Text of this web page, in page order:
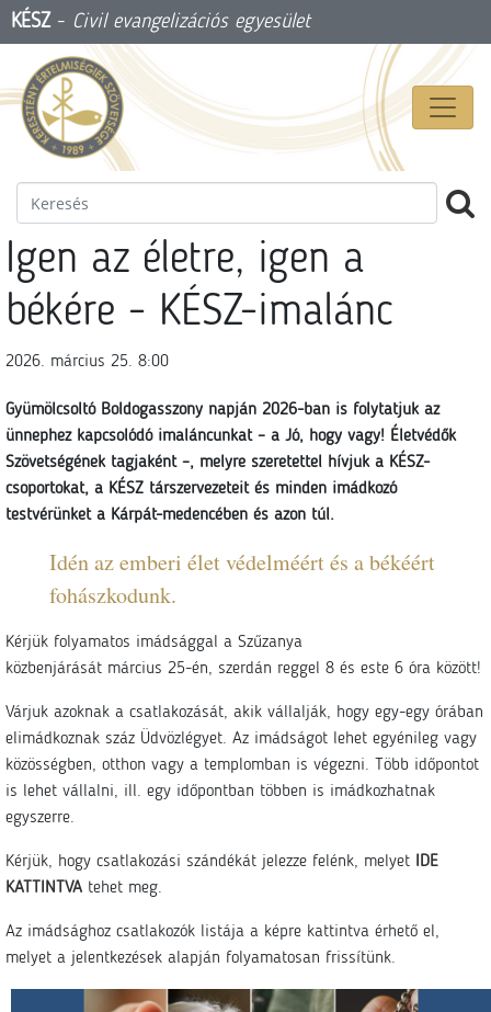
KÉSZ- Civil evangelizációs egyesület
Igen az életre, igen a
békére - KÉSZ-imalánc
2026. március 25. 8:00
Gyümölcsoltó Boldogasszony napján 2026-ban is folytatjuk az
ünnephez kapcsolódó imaláncunkat – a Jó, hogy vagy! Életvédők
Szövetségének tagjaként –, melyre szeretettel hívjuk a KÉSZ-
csoportokat, a KÉSZ társzervezeteit és minden imádkozó
testvérünket a Kárpát-medencében és azon túl.
Idén az emberi élet védelméért és a békéért
fohászkodunk.
Kérjük folyamatos imádsággal a Szűzanya
közbenjárását március 25-én, szerdán reggel 8 és este 6 óra között!
Várjuk azoknak a csatlakozását, akik vállalják, hogy egy-egy órában
elimádkoznak száz Üdvözlégyet. Az imádságot lehet egyénileg vagy
közösségben, otthon vagy a templomban is végezni. Több időpontot
is lehet vállalni, ill. egy időpontban többen is imádkozhatnak
egyszerre.
Kérjük, hogy csatlakozási szándékát jelezze felénk, melyet IDE
KATTINTVA tehet meg.
Az imádsághoz csatlakozók listája a képre kattintva érhető el,
melyet a jelentkezések alapján folyamatosan frissítünk.